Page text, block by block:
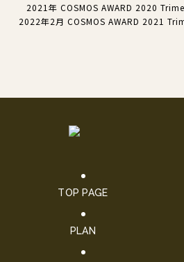
2021年 COSMOS AWARD 2020
2022年2月 COSMOS AWARD 2021
TOP PAGE
PLAN